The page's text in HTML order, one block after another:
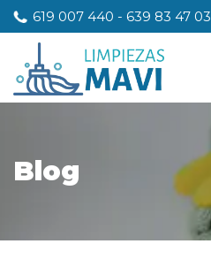
619 007 440 - 639 83 47 03
Blog